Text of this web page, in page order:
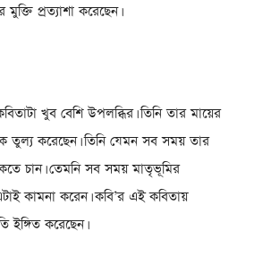
প্রত্যাশা করেছেন।
খুব বেশি উপলব্ধির। তিনি তার মায়ের
তুল্য করেছেন। তিনি যেমন সব সময় তার
চান। তেমনি সব সময় মাতৃভূমির
কামনা করেন। কবি’র এই কবিতায়
ইঙ্গিত করেছেন।